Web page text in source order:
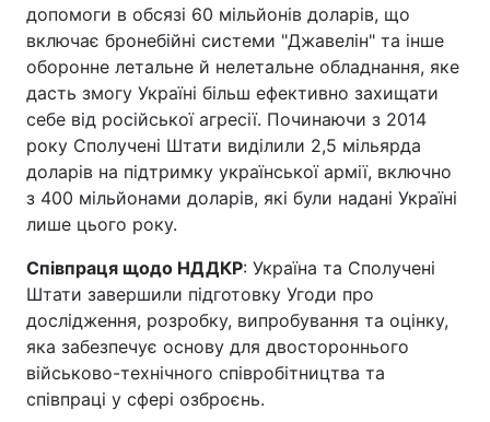
допомоги в обсязі 60 мільйонів доларів, що
включає бронебійні системи "Джавелін" та інше
оборонне летальне й нелетальне обладнання, яке
дасть змогу Україні більш ефективно захищати
себе від російської агресії. Починаючи з 2014
року Сполучені Штати виділили 2,5 мільярда
доларів на підтримку української армії, включно
з 400 мільйонами доларів, які були надані Україні
лише цього року.
Співпраця щодо НДДКР: Україна та Сполучені
Штати завершили підготовку Угоди про
дослідження, розробку, випробування та оцінку,
яка забезпечує основу для двостороннього
військово-технічного співробітництва та
співпраці у сфері озброєнь.